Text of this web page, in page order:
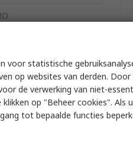
Resistant
Spectacle
voor statistische
op websites van derden. Door
de verwerking van niet-
op "Beheer cookies". Als
tot bepaalde functies